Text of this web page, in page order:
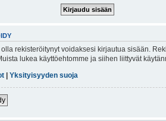
rekisteröitynyt voidaksesi kirjautua sisään.
lukea käyttöehtomme ja siihen liittyvät
Yksityisyyden suoja